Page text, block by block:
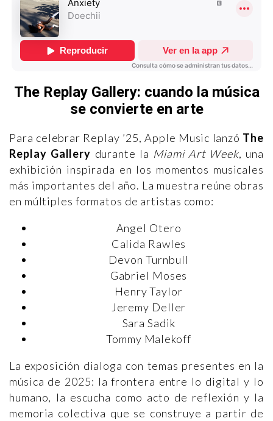
The Replay Gallery: cuando la música
se convierte en arte
Para celebrar Replay ’25, Apple Music lanzó The
Replay Gallery durante la Miami Art Week, una
exhibición inspirada en los momentos musicales
más importantes del año. La muestra reúne obras
en múltiples formatos de artistas como:
Angel Otero
Calida Rawles
Devon Turnbull
Gabriel Moses
Henry Taylor
Jeremy Deller
Sara Sadik
Tommy Malekoff
La exposición dialoga con temas presentes en la
música de 2025: la frontera entre lo digital y lo
humano, la escucha como acto de reflexión y la
memoria colectiva que se construye a partir de